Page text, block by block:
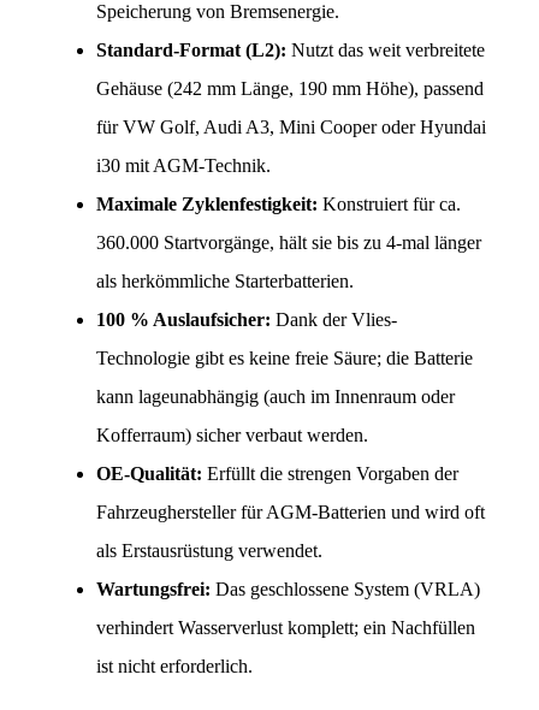
Speicherung von Bremsenergie.
Standard-Format (L2): Nutzt das weit verbreitete
Gehäuse (242 mm Länge, 190 mm Höhe), passend
für VW Golf, Audi A3, Mini Cooper oder Hyundai
i30 mit AGM-Technik.
Maximale Zyklenfestigkeit: Konstruiert für ca.
360.000 Startvorgänge, hält sie bis zu 4-mal länger
als herkömmliche Starterbatterien.
100 % Auslaufsicher: Dank der Vlies-
Technologie gibt es keine freie Säure; die Batterie
kann lageunabhängig (auch im Innenraum oder
Kofferraum) sicher verbaut werden.
OE-Qualität: Erfüllt die strengen Vorgaben der
Fahrzeughersteller für AGM-Batterien und wird oft
als Erstausrüstung verwendet.
Wartungsfrei: Das geschlossene System (VRLA)
verhindert Wasserverlust komplett; ein Nachfüllen
ist nicht erforderlich.